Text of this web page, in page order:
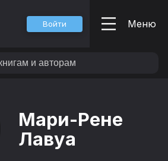
Войти Меню
Мари-Рене
Лавуа